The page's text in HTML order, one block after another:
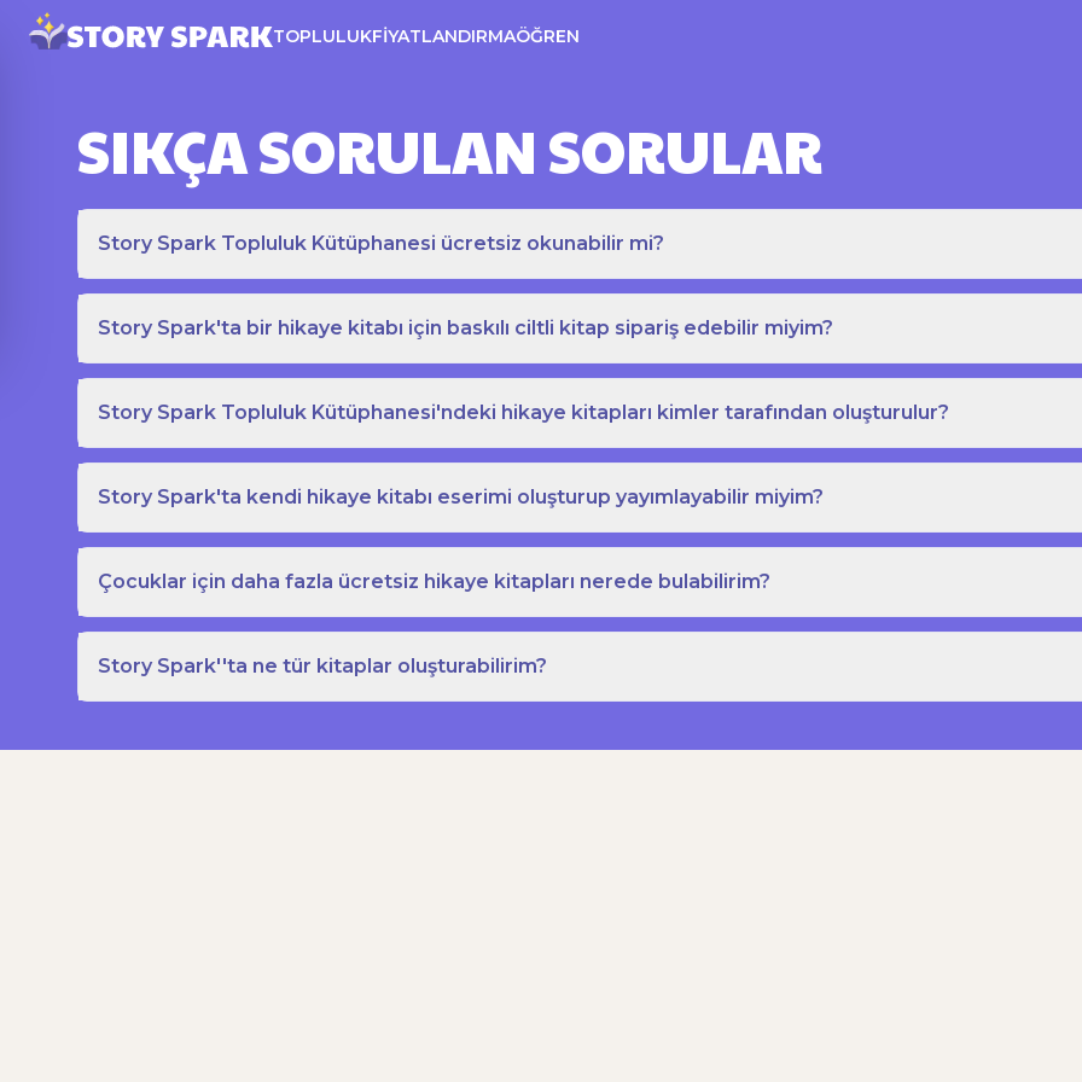
TOPLULUKFIYATLANDIRMAÖĞREN
SIKÇA SORULAN SORULAR
Story Spark Topluluk Kütüphanesi ücretsiz okunabilir mi?
Story Spark'ta bir hikaye kitabı için baskılı ciltli kitap sipariş edebilir miyim?
Story Spark Topluluk Kütüphanesi'ndeki hikaye kitapları kimler tarafından oluşturulur?
Story Spark'ta kendi hikaye kitabı eserimi oluşturup yayımlayabilir miyim?
Çocuklar için daha fazla ücretsiz hikaye kitapları nerede bulabilirim?
Story Spark''ta ne tür kitaplar oluşturabilirim?